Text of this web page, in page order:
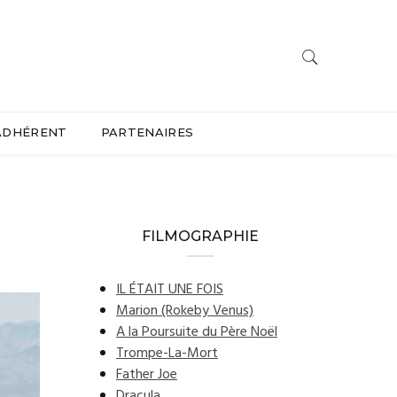
PARTENAIRES
FILMOGRAPHIE
IL ÉTAIT UNE FOIS
Marion (Rokeby Venus)
A la Poursuite du Père Noël
Trompe-La-Mort
Father Joe